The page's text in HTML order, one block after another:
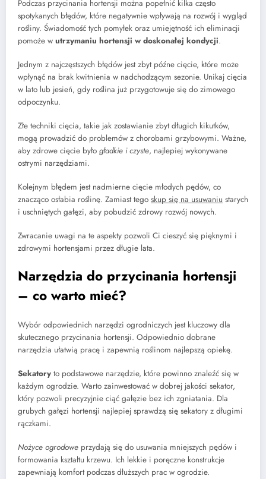
Podczas przycinania hortensji można popełnić kilka często
spotykanych błędów, które negatywnie wpływają na rozwój i wygląd
rośliny. Świadomość tych pomyłek oraz umiejętność ich eliminacji
pomoże w utrzymaniu hortensji w doskonałej kondycji.
Jednym z najczęstszych błędów jest zbyt późne cięcie, które może
wpłynąć na brak kwitnienia w nadchodzącym sezonie. Unikaj cięcia
w lato lub jesień, gdy roślina już przygotowuje się do zimowego
odpoczynku.
Złe techniki cięcia, takie jak zostawianie zbyt długich kikutków,
mogą prowadzić do problemów z chorobami grzybowymi. Ważne,
aby zdrowe cięcie było gładkie i czyste, najlepiej wykonywane
ostrymi narzędziami.
Kolejnym błędem jest nadmierne cięcie młodych pędów, co
znacząco osłabia roślinę. Zamiast tego skup się na usuwaniu starych
i uschniętych gałęzi, aby pobudzić zdrowy rozwój nowych.
Zwracanie uwagi na te aspekty pozwoli Ci cieszyć się pięknymi i
zdrowymi hortensjami przez długie lata.
Narzędzia do przycinania hortensji
– co warto mieć?
Wybór odpowiednich narzędzi ogrodniczych jest kluczowy dla
skutecznego przycinania hortensji. Odpowiednio dobrane
narzędzia ułatwią pracę i zapewnią roślinom najlepszą opiekę.
Sekatory to podstawowe narzędzie, które powinno znaleźć się w
każdym ogrodzie. Warto zainwestować w dobrej jakości sekator,
który pozwoli precyzyjnie ciąć gałęzie bez ich zgniatania. Dla
grubych gałęzi hortensji najlepiej sprawdzą się sekatory z długimi
rączkami.
Nożyce ogrodowe przydają się do usuwania mniejszych pędów i
formowania kształtu krzewu. Ich lekkie i poręczne konstrukcje
zapewniają komfort podczas dłuższych prac w ogrodzie.